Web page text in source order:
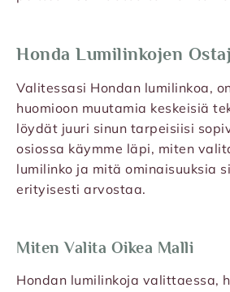
Honda Lumilinkojen
Valitessasi Hondan lumilinkoa,
huomioon muutamia keskeisiä
löydät juuri sinun tarpeisiisi
osiossa käymme läpi, miten
lumilinko ja mitä ominaisuuksia
erityisesti arvostaa.
Miten Valita Oikea Malli
Hondan lumilinkoja valittaessa,